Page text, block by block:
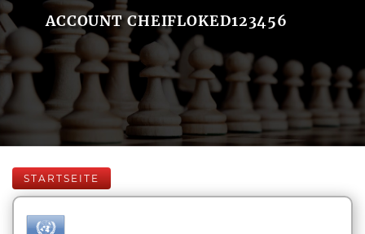
ACCOUNT CHEIFLOKED123456
STARTSEITE